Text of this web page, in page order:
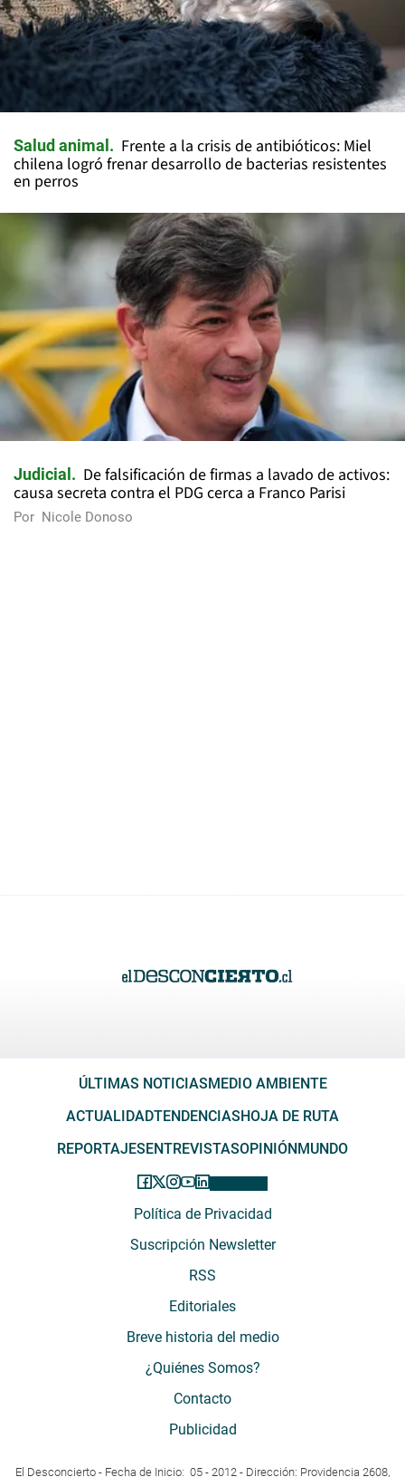
Salud animal
Frente a la crisis de antibióticos: Miel
chilena logró frenar desarrollo de bacterias resistentes
en perros
Judicial
De falsificación de firmas a lavado de activos:
causa secreta contra el PDG cerca a Franco Parisi
Por Nicole Donoso
ÚLTIMAS NOTICIAS MEDIO AMBIENTE
ACTUALIDADTENDENCIAS HOJA DE RUTA
REPORTAJES ENTREVISTASOPINIÓN MUNDO
Política de Privacidad
Suscripción Newsletter
RSS
Editoriales
Breve historia del medio
¿Quiénes Somos?
Contacto
Publicidad
El Desconcierto - Fecha de Inicio: 05 - 2012 - Dirección: Providencia 2608,